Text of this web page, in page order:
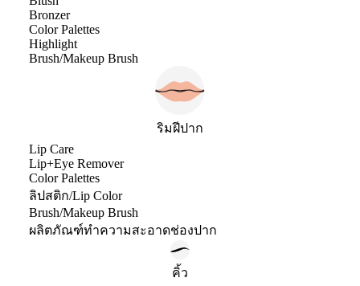
Bronzer
Color Palettes
Highlight
Brush/Makeup Brush
ริมฝีปาก
Lip Care
Lip+Eye Remover
Color Palettes
ลิปสติก/Lip Color
Brush/Makeup Brush
ผลิตภัณฑ์ทำความสะอาดช่องปาก
คิ้ว